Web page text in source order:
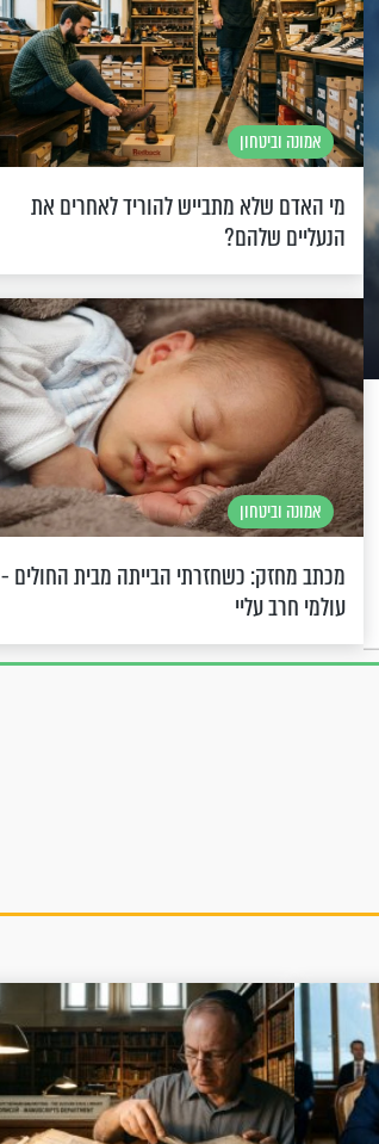
אמונה וביטחון
מי האדם שלא מתבייש להוריד לאחרים את
הנעליים שלהם?
אמונה וביטחון
מכתב מחזק: כשחזרתי הבייתה מבית החולים -
עולמי חרב עליי